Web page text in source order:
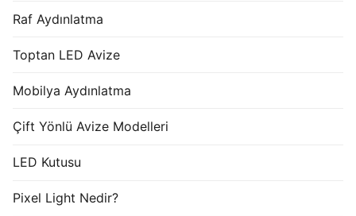
Raf Aydınlatma
Toptan LED Avize
Mobilya Aydınlatma
Çift Yönlü Avize Modelleri
LED Kutusu
Pixel Light Nedir?